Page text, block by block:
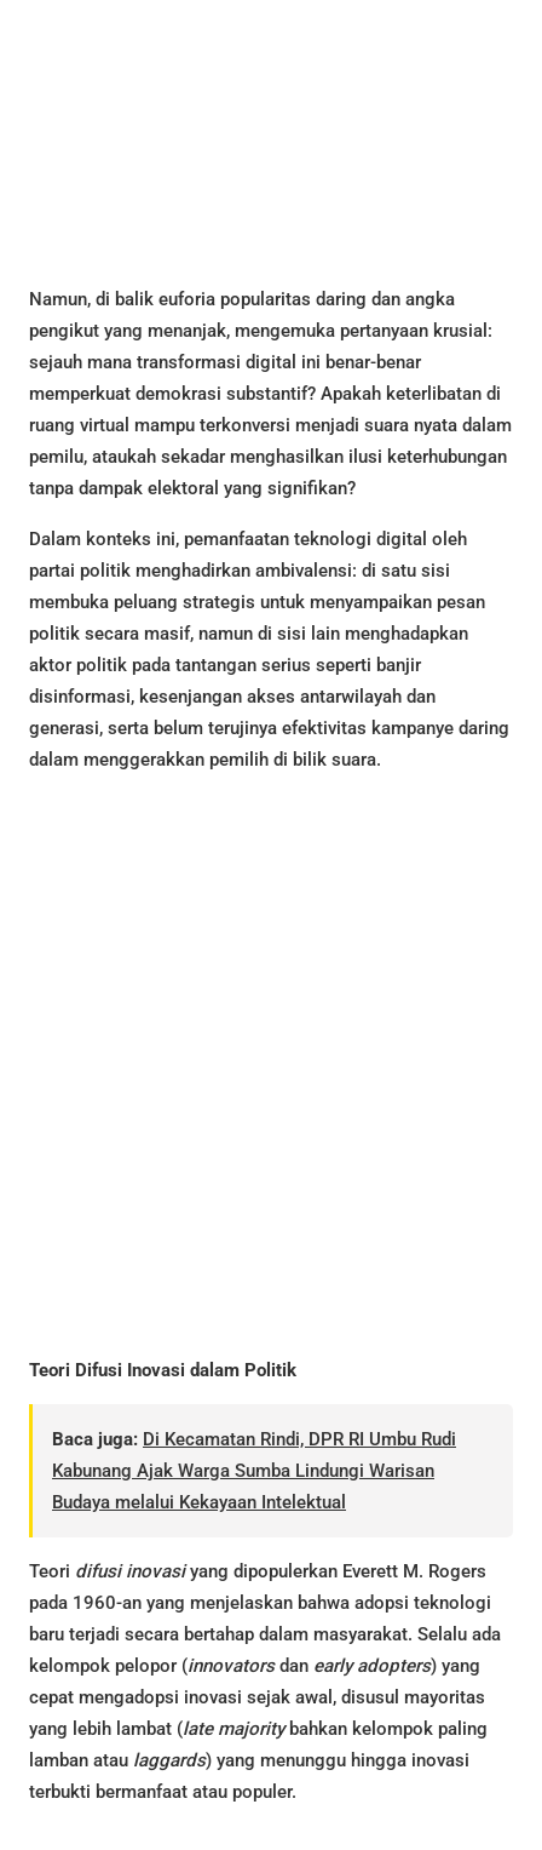
Namun, di balik euforia popularitas daring dan angka
pengikut yang menanjak, mengemuka pertanyaan krusial:
sejauh mana transformasi digital ini benar-benar
memperkuat demokrasi substantif? Apakah keterlibatan di
ruang virtual mampu terkonversi menjadi suara nyata dalam
pemilu, ataukah sekadar menghasilkan ilusi keterhubungan
tanpa dampak elektoral yang signifikan?
Dalam konteks ini, pemanfaatan teknologi digital oleh
partai politik menghadirkan ambivalensi: di satu sisi
membuka peluang strategis untuk menyampaikan pesan
politik secara masif, namun di sisi lain menghadapkan
aktor politik pada tantangan serius seperti banjir
disinformasi, kesenjangan akses antarwilayah dan
generasi, serta belum terujinya efektivitas kampanye daring
dalam menggerakkan pemilih di bilik suara.
Teori Difusi Inovasi dalam Politik
Baca juga: Di Kecamatan Rindi, DPR RI Umbu Rudi
Kabunang Ajak Warga Sumba Lindungi Warisan
Budaya melalui Kekayaan Intelektual
Teori difusi inovasiyang dipopulerkan Everett M. Rogers
pada 1960-an yang menjelaskan bahwa adopsi teknologi
baru terjadi secara bertahap dalam masyarakat. Selalu ada
kelompok pelopor (innovatorsdan early adopters) yang
cepat mengadopsi inovasi sejak awal, disusul mayoritas
yang lebih lambat (late majoritybahkan kelompok paling
lamban atau laggards) yang menunggu hingga inovasi
terbukti bermanfaat atau populer.